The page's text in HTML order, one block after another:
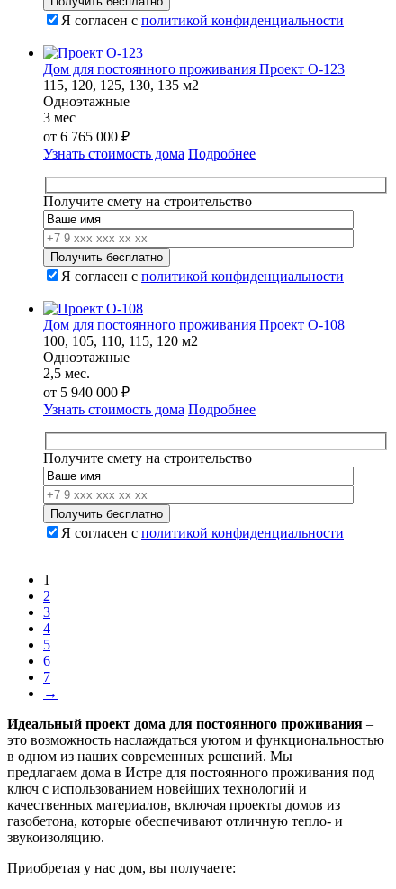
Я согласен с политикой конфиденциальности
Дом для постоянного проживания Проект О-123
115, 120, 125, 130, 135 м2
Одноэтажные
3 мес
от 6 765 000 ₽
Узнать стоимость дома Подробнее
Получите смету на строительство
Я согласен с политикой конфиденциальности
Дом для постоянного проживания Проект О-108
100, 105, 110, 115, 120 м2
Одноэтажные
2,5 мес.
от 5 940 000 ₽
Узнать стоимость дома Подробнее
Получите смету на строительство
Я согласен с политикой конфиденциальности
1
2
3
4
5
6
7
→
Идеальный проект дома для постоянного проживания –
это возможность наслаждаться уютом и функциональностью
в одном из наших современных решений. Мы
предлагаем дома в Истре для постоянного проживания под
ключ с использованием новейших технологий и
качественных материалов, включая проекты домов из
газобетона, которые обеспечивают отличную тепло- и
звукоизоляцию.
Приобретая у нас дом, вы получаете: